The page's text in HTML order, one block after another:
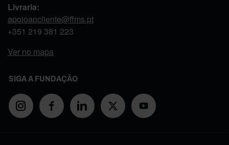
Livraria:
apoioaocliente@ffms.pt
+351 219 381 223
Ver no mapa
SIGA A FUNDAÇÃO